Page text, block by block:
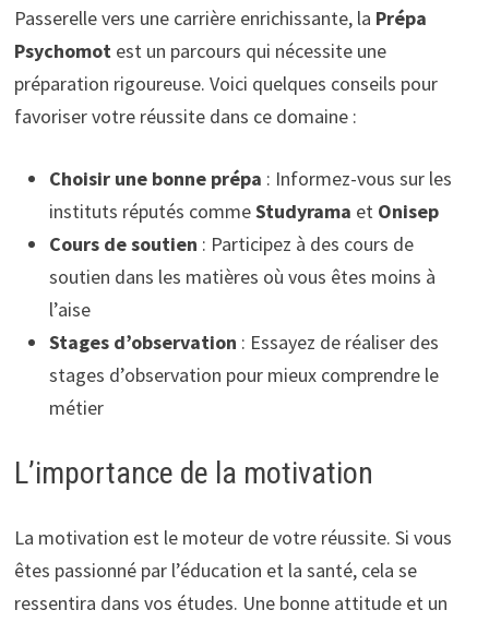
Passerelle vers une carrière enrichissante, la Prépa
Psychomotest un parcours qui nécessite une
préparation rigoureuse. Voici quelques conseils pour
favoriser votre réussite dans ce domaine :
Choisir une bonne prépa : Informez-vous sur les
instituts réputés commeStudyrama et Onisep
Cours de soutien : Participez à des cours de
soutien dans les matières où vous êtes moins à
l’aise
Stages d’observation : Essayez de réaliser des
stages d’observation pour mieux comprendre le
métier
L’importance de la motivation
La motivation est le moteur de votre réussite. Si vous
êtes passionné par l’éducation et la santé, cela se
ressentira dans vos études. Une bonne attitude et un